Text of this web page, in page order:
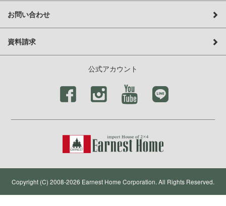
お問い合わせ
資料請求
公式アカウント
Copyright (C) 2008-2026 Earnest Home Corporation. All Rights Reserved.